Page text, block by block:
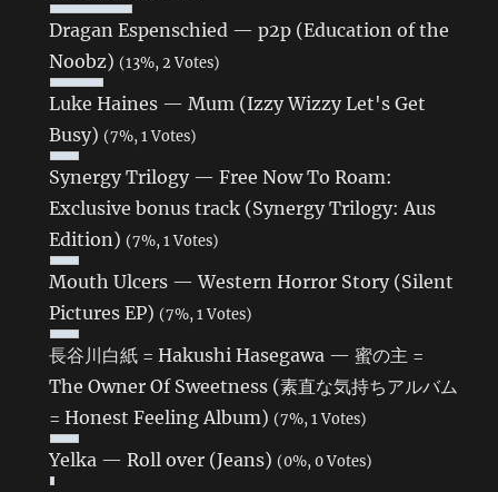
Dragan Espenschied — p2p (Education of the
Noobz) (13%, 2 Votes)
Luke Haines — Mum (Izzy Wizzy Let's Get
Busy) (7%, 1 Votes)
Synergy Trilogy — Free Now To Roam:
Exclusive bonus track (Synergy Trilogy: Aus
Edition) (7%, 1 Votes)
Mouth Ulcers — Western Horror Story (Silent
Pictures EP) (7%, 1 Votes)
長谷川白紙 = Hakushi Hasegawa — 蜜の主 =
The Owner Of Sweetness (素直な気持ちアルバム
= Honest Feeling Album) (7%, 1 Votes)
Yelka — Roll over (Jeans) (0%, 0 Votes)